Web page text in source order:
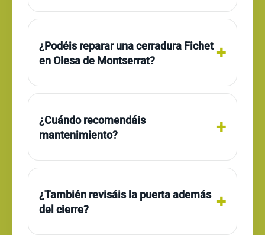
¿Podéis reparar una cerradura Fichet
en Olesa de Montserrat?
¿Cuándo recomendáis
mantenimiento?
¿También revisáis la puerta además
del cierre?